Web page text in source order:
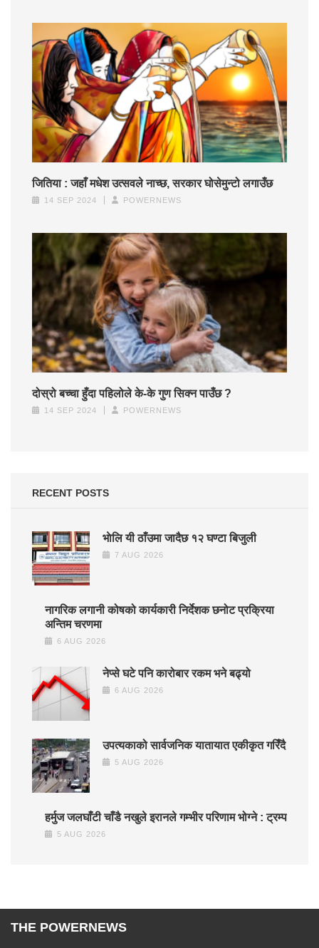
जितिया : जहाँ मधेश उत्सवले नाच्छ, सरकार घोसेमुन्टो लगाउँछ
14 SEP 2024 POWERNEWS
दोस्रो बच्चा हुँदा पहिलोले के-के गुण सिक्न पाउँछ ?
14 SEP 2024 POWERNEWS
RECENT POSTS
भाेलि यी ठाँउमा जादैछ १२ घण्टा बिजुली
7 AUG 2026
नागरिक लगानी कोषको कार्यकारी निर्देशक छनोट प्रक्रिया
अन्तिम चरणमा
6 AUG 2026
नेप्से घटे पनि कारोबार रकम भने बढ्यो
6 AUG 2026
उपत्यकाको सार्वजनिक यातायात एकीकृत गरिँदै
5 AUG 2026
हर्मुज जलघाँटी चाँडै नखुले इरानले गम्भीर परिणाम भोग्ने : ट्रम्प
5 AUG 2026
THE POWERNEWS